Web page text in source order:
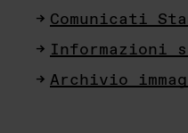
Comunicati
Informazioni
Archivio